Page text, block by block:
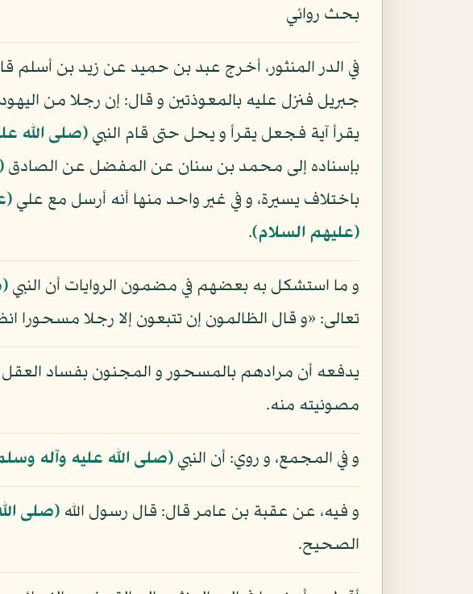
بحث روائي
في الدر المنثور، أخرج عبد بن حميد عن زيد بن أسلم
جبريل فنزل عليه بالمعوذتين و قال: إن رجلا من
يقرأ آية فجعل يقرأ و يحل حتى قام النبي(صلى الله
بإسناده إلى محمد بن سنان عن المفضل عن الصادق
باختلاف يسيرة، و في غير واحد منها أنه أرسل مع علي
(عليهم السلام).
و ما استشكل به بعضهم في مضمون الروايات أن النبي
تعالى: «و قال الظالمون إن تتبعون إلا رجلا مسحورا
يدفعه أن مرادهم بالمسحور و المجنون بفساد
مصونيته منه.
و في المجمع، و روي: أن النبي (صلى الله عليه وآله
و فيه، عن عقبة بن عامر قال: قال رسول الله (صلى
الصحيح.